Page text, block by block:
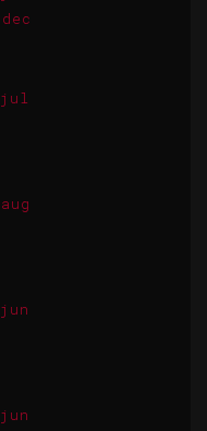
dec
jul
aug
jun
jun